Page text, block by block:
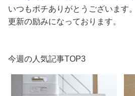
いつもポチありがとうございます。
更新の励みになっております。
今週の人気記事TOP3